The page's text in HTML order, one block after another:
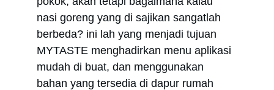
nasi goreng yang di sajikan sangatlah
berbeda? ini lah yang menjadi tujuan
MYTASTE menghadirkan menu aplikasi
mudah di buat, dan menggunakan
bahan yang tersedia di dapur rumah